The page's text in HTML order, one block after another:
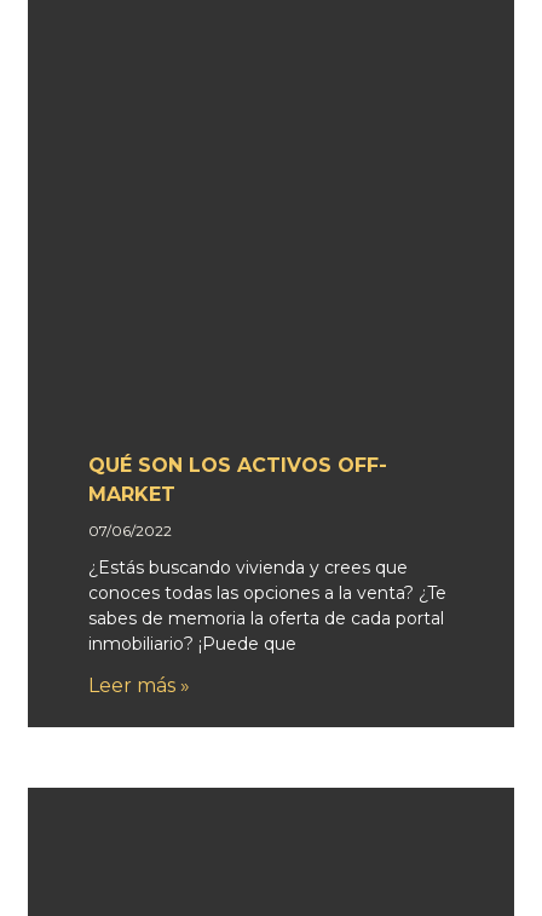
QUÉ SON LOS ACTIVOS OFF-
MARKET
07/06/2022
¿Estás buscando vivienda y crees que
conoces todas las opciones a la venta? ¿Te
sabes de memoria la oferta de cada portal
inmobiliario? ¡Puede que
Leer más »